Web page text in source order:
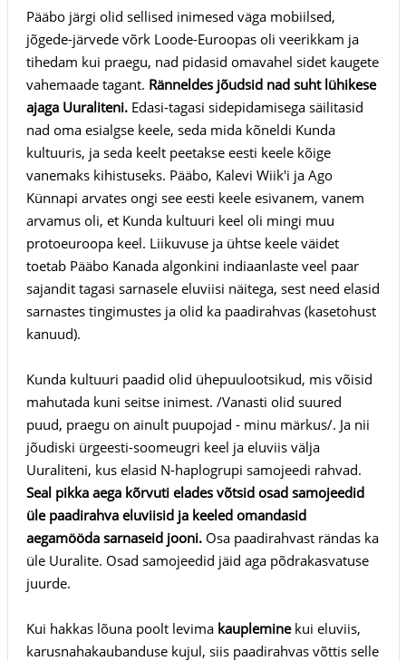
Pääbo järgi olid sellised inimesed väga mobiilsed,
jõgede-järvede võrk Loode-Euroopas oli veerikkam ja
tihedam kui praegu, nad pidasid omavahel sidet kaugete
vahemaade tagant. Ränneldes jõudsid nad suht lühikese
ajaga Uuraliteni.Edasi-tagasi sidepidamisega säilitasid
nad oma esialgse keele, seda mida kõneldi Kunda
kultuuris, ja seda keelt peetakse eesti keele kõige
vanemaks kihistuseks. Pääbo, Kalevi Wiik'i ja Ago
Künnapi arvates ongi see eesti keele esivanem, vanem
arvamus oli, et Kunda kultuuri keel oli mingi muu
protoeuroopa keel. Liikuvuse ja ühtse keele väidet
toetab Pääbo Kanada algonkini indiaanlaste veel paar
sajandit tagasi sarnasele eluviisi näitega, sest need elasid
sarnastes tingimustes ja olid ka paadirahvas (kasetohust
kanuud).
Kunda kultuuri paadid olid ühepuulootsikud, mis võisid
mahutada kuni seitse inimest. /Vanasti olid suured
puud, praegu on ainult puupojad - minu märkus/. Ja nii
jõudiski ürgeesti-soomeugri keel ja eluviis välja
Uuraliteni, kus elasid N-haplogrupi samojeedi rahvad.
Seal pikka aega kõrvuti elades võtsid osad samojeedid
üle paadirahva eluviisid ja keeled omandasid
aegamööda sarnaseid jooni. Osa paadirahvast rändas ka
üle Uuralite. Osad samojeedid jäid aga põdrakasvatuse
juurde.
Kui hakkas lõuna poolt levima kauplemine kui eluviis,
karusnahakaubanduse kujul, siis paadirahvas võttis selle